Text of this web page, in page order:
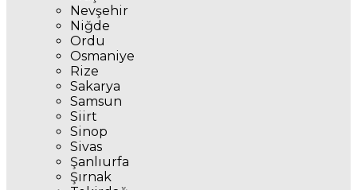
Nevşehir
Niğde
Ordu
Osmaniye
Rize
Sakarya
Samsun
Siirt
Sinop
Sivas
Şanlıurfa
Şırnak